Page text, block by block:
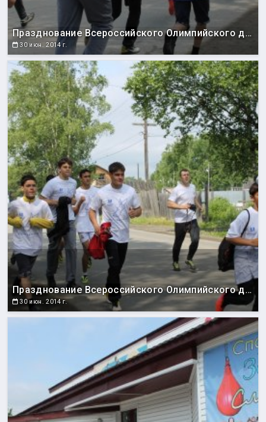
Празднование Всероссийского Олимпийского дня
30 июн. 2014 г.
Празднование Всероссийского Олимпийского дня
30 июн. 2014 г.